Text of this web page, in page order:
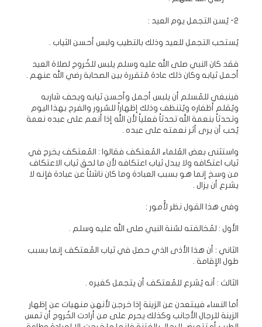
2- يُسن التجمل يوم العيد :
يُستحب التجمل للعيد وذلك بالتطيب ولبس أحسن الثياب .
فقد كان النبي صلى الله عليه وسلم يلبس للخُروج لصلاة العيد
أجمل ثيابه وكان ذلك عادة مُتقررة بين الصحابة رضي الله عنهم .
فينبغي للمُسلم أن يلبس أجمل وأحسن ثيابه ويحف شاربه
ويُقلم أظفاره ويُتنظف وذلك إظهاراً للسُرور والفرح بهذا اليوم
وتحدثاً بنعمة الله تحدثاً فعلياً لأن الله إذا أنعم على عبده نعمة
يُحب أن يرى أثر نعمته على عبده .
واستثنى بعض العُلماء المُعتكف فقالوا : المُعتكف يخرج في
ثياب اعتكافه ولا يبدل ثياب اعتكافه لأن ما لحق ثياب الاعتكاف
من وسخ إنما هو بسبب العبادة وما كان ناشئاً عن عبادة فإنه لا
يشرع أن يزال .
وفي هذا القول نظر لأُمور :
الأول : لمُخالفته لسُنة النبي صلى الله عليه وسلم .
الثاني : أن هذا الأذى الذي حصل في ثياب المُعتكف إنما بسبب
طول الإقامة .
الثالث : أنه يُشرع للمُعتكف أن يتجمل كغيره .
أما النساء فيبتعدن عن الزينة إذا خرجن لأنهن منهيات عن إظهار
الزينة للرجال الأجانب وكذلك يحرم على من أرادت الخُروج أن تمس